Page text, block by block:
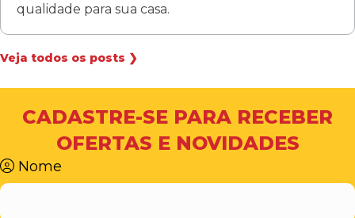
qualidade para sua casa.
Veja todos os posts ❯
CADASTRE-SE PARA RECEBER
OFERTAS E NOVIDADES
Nome